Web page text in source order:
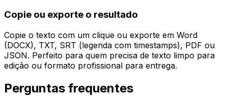
Copie ou exporte o resultado
Copie o texto com um clique ou exporte em Word
(DOCX), TXT, SRT (legenda com timestamps), PDF ou
JSON. Perfeito para quem precisa de texto limpo para
edição ou formato profissional para entrega.
Perguntas frequentes